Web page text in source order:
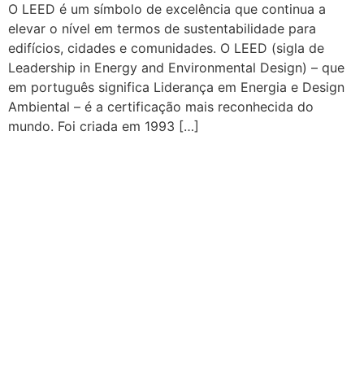
O LEED é um símbolo de excelência que continua a
elevar o nível em termos de sustentabilidade para
edifícios, cidades e comunidades. O LEED (sigla de
Leadership in Energy and Environmental Design) – que
em português significa Liderança em Energia e Design
Ambiental – é a certificação mais reconhecida do
mundo. Foi criada em 1993 […]